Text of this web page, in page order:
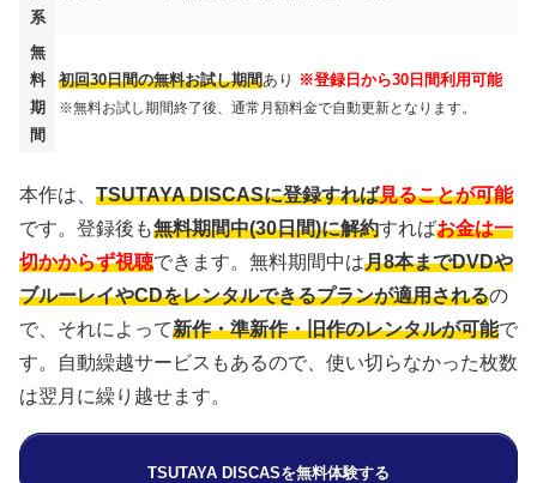
系
無
料
期
間
初回30日間の無料お試し期間あり ※登録日から30日間利用可能
※無料お試し期間終了後、通常月額料金で自動更新となります。
本作は、 TSUTAYA DISCASに登録すれば見ることが可能
です。登録後も無料期間中(30日間)に解約すればお金は一
切かからず視聴できます。無料期間中は月8本までDVDや
ブルーレイやCDをレンタルできるプランが適用されるの
で、それによって新作・準新作・旧作のレンタルが可能で
す。自動繰越サービスもあるので、使い切らなかった枚数
は翌月に繰り越せます。
TSUTAYA DISCASを無料体験する